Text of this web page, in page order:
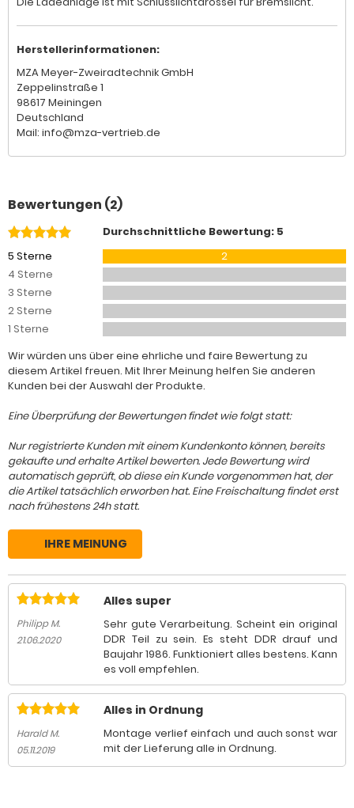
Herstellerinformationen:
MZA Meyer-Zweiradtechnik GmbH
Zeppelinstraße 1
98617 Meiningen
Deutschland
Mail: info@mza-vertrieb.de
Bewertungen (2)
Durchschnittliche Bewertung: 5
5 Sterne
2
4 Sterne
3 Sterne
2 Sterne
1 Sterne
Wir würden uns über eine ehrliche und faire Bewertung zu
diesem Artikel freuen. Mit Ihrer Meinung helfen Sie anderen
Kunden bei der Auswahl der Produkte.
Eine Überprüfung der Bewertungen findet wie folgt statt:
Nur registrierte Kunden mit einem Kundenkonto können, bereits
gekaufte und erhalte Artikel bewerten. Jede Bewertung wird
automatisch geprüft, ob diese ein Kunde vorgenommen hat, der
die Artikel tatsächlich erworben hat. Eine Freischaltung findet erst
nach frühestens 24h statt.
IHRE MEINUNG
Philipp M.
21.06.2020
Alles super
Sehr gute Verarbeitung. Scheint ein original
DDR Teil zu sein. Es steht DDR drauf und
Baujahr 1986. Funktioniert alles bestens. Kann
es voll empfehlen.
Harald M.
05.11.2019
Alles in Ordnung
Montage verlief einfach und auch sonst war
mit der Lieferung alle in Ordnung.